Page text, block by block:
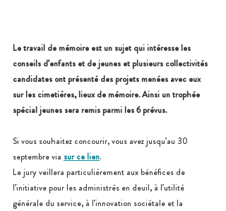
Le travail de mémoire est un sujet qui intéresse les
conseils d’enfants et de jeunes et plusieurs collectivités
candidates ont présenté des projets menées avec eux
sur les cimetières, lieux de mémoire. Ainsi un trophée
spécial jeunes sera remis parmi les 6 prévus.
Si vous souhaitez concourir, vous avez jusqu’au 30
septembre via sur ce lien.
Le jury veillera particulièrement aux bénéfices de
l’initiative pour les administrés en deuil, à l’utilité
générale du service, à l’innovation sociétale et la